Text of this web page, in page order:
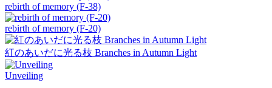
rebirth of memory (F-38)
rebirth of memory (F-20)
紅のあいだに光る枝 Branches in Autumn Light
Unveiling